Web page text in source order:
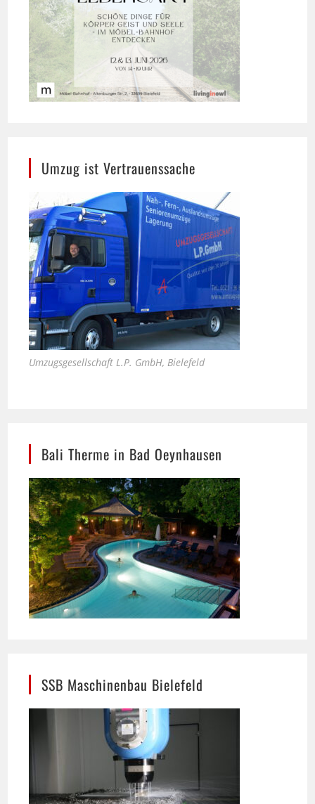
Umzugsgesellschaft L.P. GmbH, Bielefeld